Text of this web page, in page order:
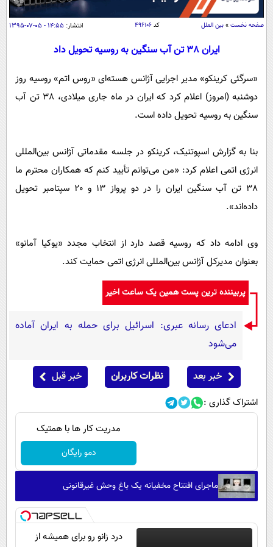
اقتصاد
اقتصادی
جامعه
سلامت
محیط زیست
سفر و تفریح
بین الملل
فرهنگ و هنر
فناوری و It
علمی
اخبار کریپتو
قرآن
گوناگون
سرگرمی
فیلم
سیاست
سرگرمی
گوناگون
محیط زیست
فرهنگی
حیات وحش
سیاست خارجی
آشپزی
صفحه نخست » بین الملل کد ۴۹۶۱۰۶ انتشار: ۱۴:۵۵ - ۰۵-۰۷-۱۳۹۵
ایران 38 تن آب سنگین به روسیه تحویل داد
«سرگئی کرینکو» مدیر اجرایی آژانس هسته‌ای «روس‌ اتم» روسیه روز
دوشنبه (امروز) اعلام کرد که ایران در ماه جاری میلادی، 38 تن آب
سنگین به روسیه تحویل داده است.
بنا به گزارش اسپوتنیک، کرینکو در جلسه مقدماتی آژانس بین‌المللی
انرژی اتمی اعلام کرد: «من می‌توانم تأیید کنم که همکاران محترم ما
38 تن آب سنگین ایران را در دو پرواز 13 و 20 سپتامبر تحویل
داده‌اند».
وی ادامه داد که روسیه قصد دارد از انتخاب مجدد «یوکیا آمانو»
بعنوان مدیرکل آژانس بین‌المللی انرژی اتمی حمایت کند.
پربیننده ترین پست همین یک ساعت اخیر
ادعای رسانه عبری: اسرائیل برای حمله به ایران آماده
می‌شود
خبر بعد نظرات کاربران خبر قبل
اشتراک گذاری :
مدریت کار ها با همتیک
دمو رایگان
ماجرای افتتاح مخفیانه یک باغ وحش غیرقانونی
درد زانو رو برای همیشه از